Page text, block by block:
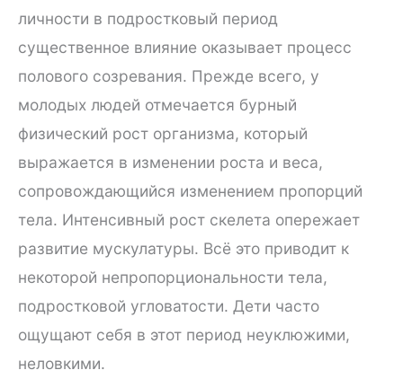
личности в подростковый период
существенное влияние оказывает процесс
полового созревания. Прежде всего, у
молодых людей отмечается бурный
физический рост организма, который
выражается в изменении роста и веса,
сопровождающийся изменением пропорций
тела. Интенсивный рост скелета опережает
развитие мускулатуры. Всё это приводит к
некоторой непропорциональности тела,
подростковой угловатости. Дети часто
ощущают себя в этот период неуклюжими,
неловкими.